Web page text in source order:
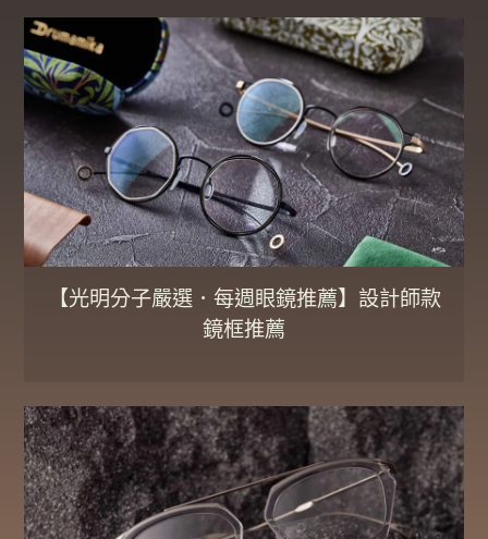
【光明分子嚴選．每週眼鏡推薦】設計師款
鏡框推薦